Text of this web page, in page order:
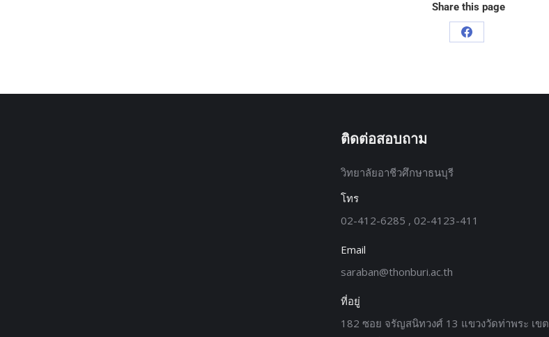
Share this page
ติดต่อสอบถาม
วิทยาลัยอาชีวศึกษาธนบุรี
โทร
02-412-6285 , 02-4123-411
Email
saraban@thonburi.ac.th
ที่อยู่
182 ซอย จรัญสนิทวงศ์ 13 แขวงวัดท่าพระ เขต